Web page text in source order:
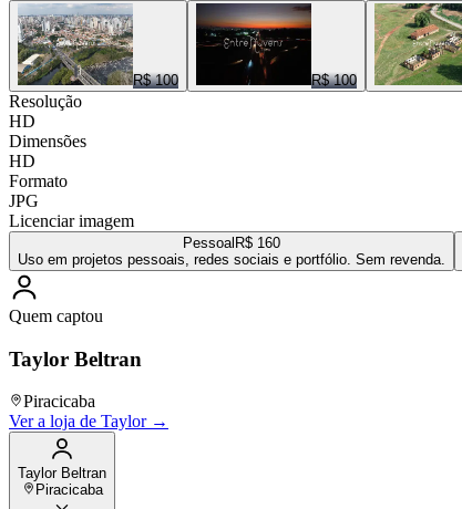
R$ 100 R$ 100
Resolução
HD
Dimensões
HD
Formato
JPG
Licenciar imagem
Pessoal R$ 160
Uso em projetos pessoais, redes sociais e portfólio. Sem revenda.
Quem captou
Taylor Beltran
Piracicaba
Ver a loja de Taylor→
Taylor Beltran
Piracicaba